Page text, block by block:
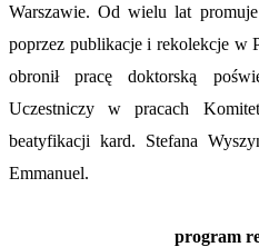
Warszawie. Od wielu lat
poprzez publikacje i rekolekcje w
obronił pracę doktorską
Uczestniczy w pracach
beatyfikacji kard. Stefana
Emmanuel.
program